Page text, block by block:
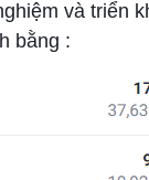
và triển
bằng :